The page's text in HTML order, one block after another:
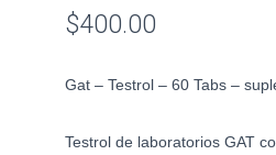
$400.00
Gat – Testrol – 60 Tabs –
Testrol de laboratorios GAT